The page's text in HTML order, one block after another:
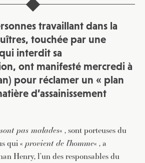
travaillant dans la
touchée par une
interdit sa
ont manifesté mercredi à
pour réclamer un « plan
d’assainissement
pas malades« , sont porteuses du
qui « provient de l’homme« , a
Henry, l’un des responsables du